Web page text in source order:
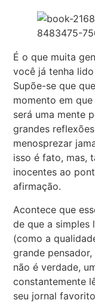
É o que muita
você já tenha
Supõe-se que
momento em
será uma mente
grandes
menosprezar
isso é fato, mas,
inocentes ao
afirmação.
Acontece que
de que a simples
(como a
grande
não é verdade,
constantemente
seu jornal